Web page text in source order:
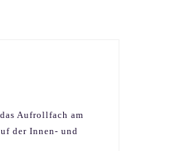
Aufrollfach am
der Innen- und